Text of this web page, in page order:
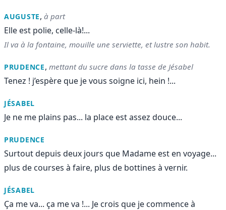
AUGUSTE, à part
Elle est polie, celle-là!...
Il va à la fontaine, mouille une serviette, et lustre son habit.
PRUDENCE, mettant du sucre dans la tasse de Jésabel
Tenez ! j’espère que je vous soigne ici, hein !...
JÉSABEL
Je ne me plains pas... la place est assez douce...
PRUDENCE
Surtout depuis deux jours que Madame est en voyage...
plus de courses à faire, plus de bottines à vernir.
JÉSABEL
Ça me va... ça me va !... Je crois que je commence à